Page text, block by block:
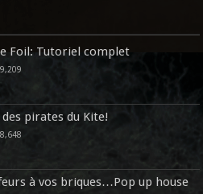
Foil: Tutoriel complet
9,209
pirates du Kite!
8,648
à vos briques…Pop up house